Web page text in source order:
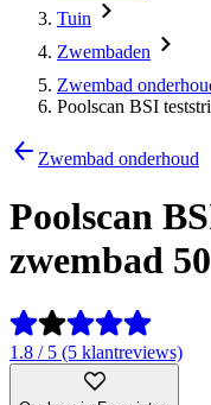
Tuin
Zwembaden
Zwembad
Poolscan BSI
Zwembad onderhoud
Poolscan
zwembad
1.8 / 5 (5 klantreviews)